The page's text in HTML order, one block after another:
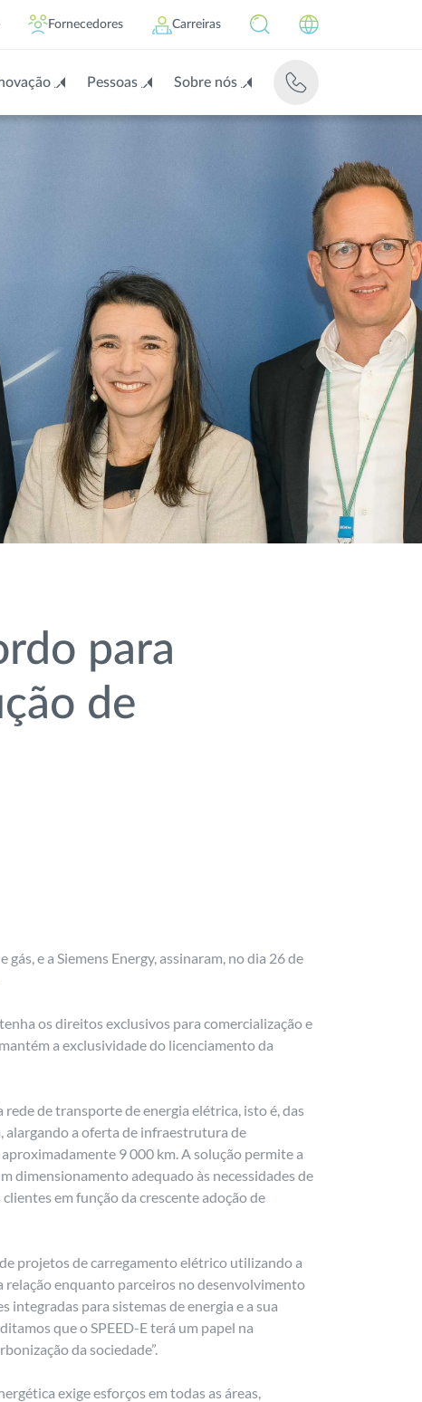
Fornecedores Carreiras
Pessoas Sobre nós
para
de
e a Siemens Energy, assinaram, no dia 26 de
os direitos exclusivos para comercialização e
a exclusividade do licenciamento da
de transporte de energia elétrica, isto é, das
alargando a oferta de infraestrutura de
9 000 km. A solução permite a
dimensionamento adequado às necessidades de
em função da crescente adoção de
projetos de carregamento elétrico utilizando a
relação enquanto parceiros no desenvolvimento
para sistemas de energia e a sua
que o SPEED-E terá um papel na
da sociedade”.
exige esforços em todas as áreas,